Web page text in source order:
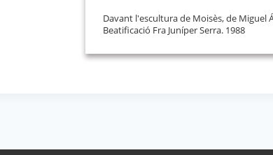
Davant l'escultura de Moisès, de Miguel
Beatificació Fra Juníper Serra. 1988